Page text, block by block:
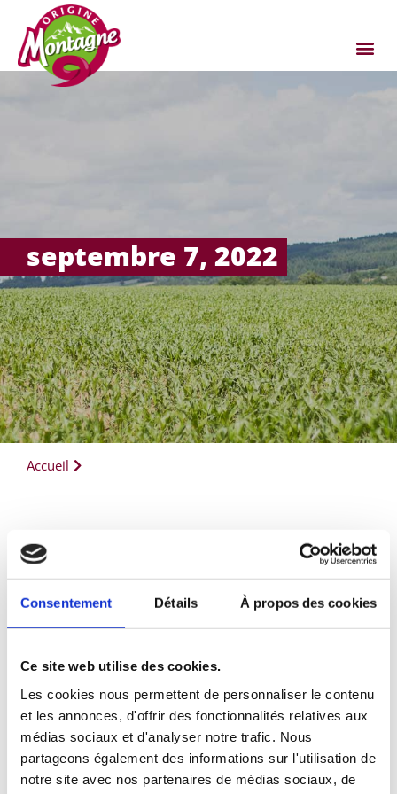
Consentement Détails À propos des cookies
Ce site web utilise des cookies.
Les cookies nous permettent de personnaliser le contenu
et les annonces, d'offrir des fonctionnalités relatives aux
médias sociaux et d'analyser notre trafic. Nous
partageons également des informations sur l'utilisation de
notre site avec nos partenaires de médias sociaux, de
septembre 7, 2022
Accueil